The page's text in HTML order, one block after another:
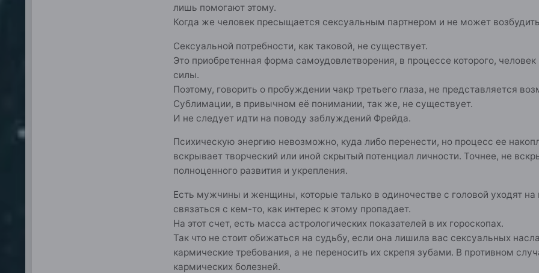
лишь помогают этому.
Когда же человек пресыщается сексуальным партнером и не может
Сексуальной потребности, как таковой, не существует.
Это приобретенная форма самоудовлетворения, в процессе которого,
силы.
Поэтому, говорить о пробуждении чакр третьего глаза, не представляется
Сублимации, в привычном её понимании, так же, не существует.
И не следует идти на поводу заблуждений Фрейда.
Психическую энергию невозможно, куда либо перенести, но процесс ее
вскрывает творческий или иной скрытый потенциал личности. Точнее, не
полноценного развития и укрепления.
Есть мужчины и женщины, которые талько в одиночестве с головой уходят на
связаться с кем-то, как интерес к этому пропадает.
На этот счет, есть масса астрологических показателей в их гороскопах.
Так что не стоит обижаться на судьбу, если она лишила вас сексуальных
кармические требования, а не переносить их скрепя зубами. В противном
кармических болезней.